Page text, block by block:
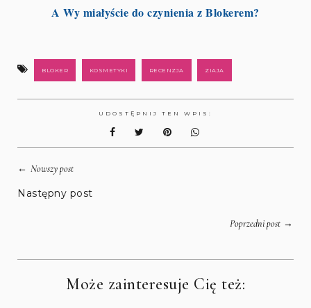
A Wy miałyście do czynienia z Blokerem?
BLOKER KOSMETYKI RECENZJA ZIAJA
UDOSTĘPNIJ TEN WPIS:
←Nowszy post
Następny post
Poprzedni post→
Może zainteresuje Cię też: